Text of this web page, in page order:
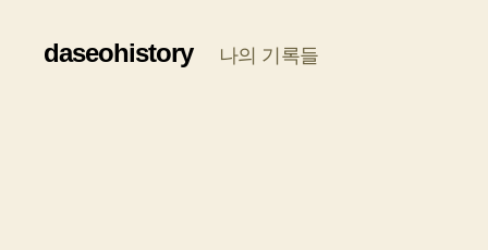
daseohistory 나의 기록들